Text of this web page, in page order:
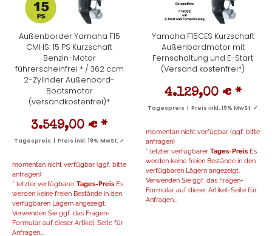
Außenborder Yamaha F15
CMHS: 15 PS Kurzschaft
Benzin-Motor
führerscheinfrei * / 362 ccm
2-Zylinder Außenbord-
Bootsmotor
(versandkostenfrei)*
3.549,00 € *
Tagespreis | Preis inkl. 19% MwSt. ✓
momentan nicht verfügbar (ggf. bitte
anfragen)
* letzter verfügbarer Tages-Preis Es
werden keine freien Bestände in den
verfügbaren Lägern angezeigt.
Verwenden Sie ggf. das Fragen-
Formular auf dieser Artikel-Seite für
Anfragen...
Yamaha F15CES Kurzschaft
Außenbordmotor mit
Fernschaltung und E-Start
(Versand kostenfrei*)
4.129,00 € *
Tagespreis | Preis inkl. 19% MwSt. ✓
momentan nicht verfügbar (ggf. bitte
anfragen)
* letzter verfügbarer Tages-Preis Es
werden keine freien Bestände in den
verfügbaren Lägern angezeigt.
Verwenden Sie ggf. das Fragen-
Formular auf dieser Artikel-Seite für
Anfragen...